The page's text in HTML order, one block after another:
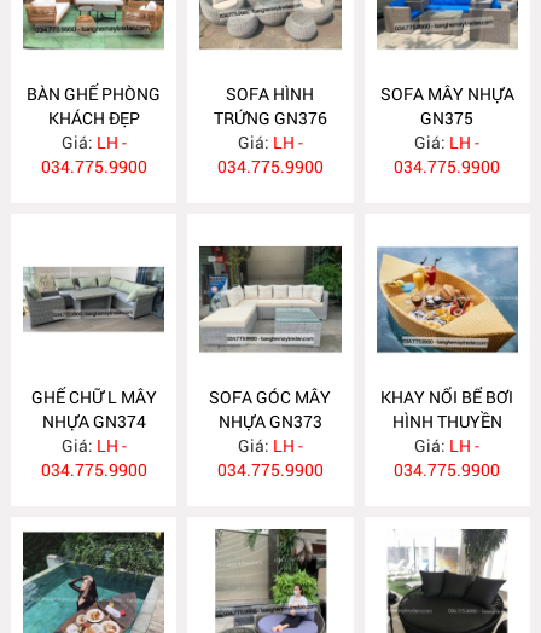
BÀN GHẾ PHÒNG
KHÁCH ĐẸP
GN378
Giá: LH -
034.775.9900
SOFA HÌNH
TRỨNG GN376
Giá: LH -
034.775.9900
SOFA MÂY NHỰA
GN375
Giá: LH -
034.775.9900
GHẾ CHỮ L MÂY
NHỰA GN374
Giá: LH -
034.775.9900
SOFA GÓC MÂY
NHỰA GN373
Giá: LH -
034.775.9900
KHAY NỔI BỂ BƠI
HÌNH THUYỀN
K11V
Giá: LH -
034.775.9900